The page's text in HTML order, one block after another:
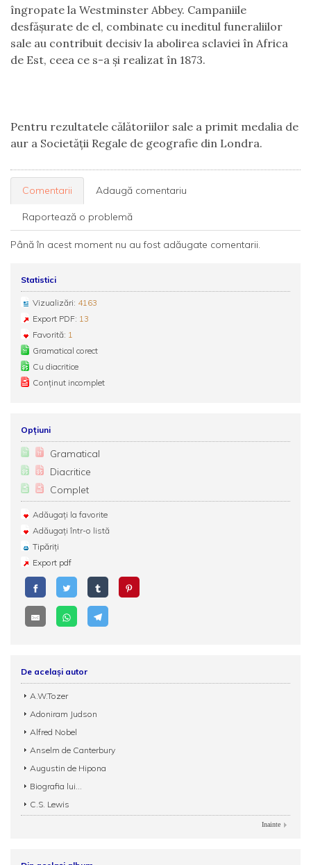
îngropate la Westminster Abbey. Campaniile
desfăşurate de el, combinate cu ineditul funeraliilor
sale au contribuit decisiv la abolirea sclaviei în Africa
de Est, ceea ce s-a şi realizat în 1873.
Pentru rezultatele călătoriilor sale a primit medalia de
aur a Societăţii Regale de geografie din Londra.
Comentarii Adaugă comentariu
Raportează o problemă
Până în acest moment nu au fost adăugate comentarii.
Statistici
Vizualizări: 4163
Export PDF: 13
Favorită: 1
Gramatical corect
Cu diacritice
Conținut incomplet
Opțiuni
Gramatical
Diacritice
Complet
Adăugați la favorite
Adăugați într-o listă
Tipăriți
Export pdf
De același autor
A.W.Tozer
Adoniram Judson
Alfred Nobel
Anselm de Canterbury
Augustin de Hipona
Biografia lui...
C.S. Lewis
Inainte